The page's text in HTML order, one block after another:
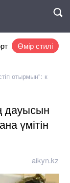
Өмір стилі
отырмын": к
дауысын
үмітін
aikyn.kz